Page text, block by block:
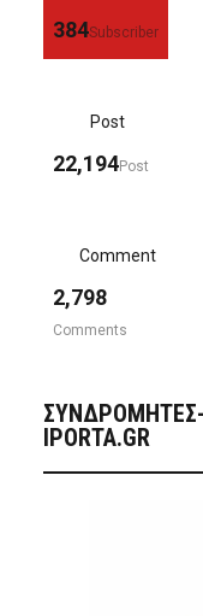
384Subscriber
Post
22,194Post
Comment
2,798
Comments
IPORTA.GR